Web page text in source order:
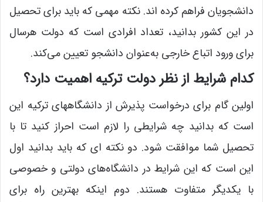
دانشجویان فراهم کرده ­اند. نکته مهمی که باید برای تحصیل
در این کشور بدانید، تعداد افرادی است که دولت هرسال
برای ورود اتباع خارجی به‌عنوان دانشجو تعیین می‌کند.
کدام شرایط از نظر دولت ترکیه اهمیت دارد؟
اولین گام برای درخواست پذیرش از دانشگاههای ترکیه این
است که بدانید چه شرایطی را لازم است احراز کنید تا با
تحصیل شما موافقت شود. دو نکته ­ای که باید بدانید اول
این است که این شرایط در دانشگاه‌های دولتی و خصوصی
با یکدیگر متفاوت هستند. دوم اینکه بهترین راه برای